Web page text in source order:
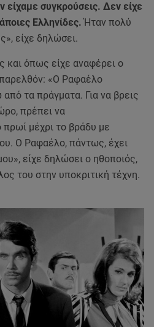
συγκρούσεις. Δεν είχε
Ελληνίδες.Ήταν πολύ
είχε δηλώσει.
και όπως είχε αναφέρει ο
«Ο Ραφαέλο
τα πράγματα. Για να βρεις
πρέπει να
μέχρι το βράδυ με
Ο Ραφαέλο, πάντως, έχει
είχε δηλώσει ο ηθοποιός,
του στην υποκριτική τέχνη.